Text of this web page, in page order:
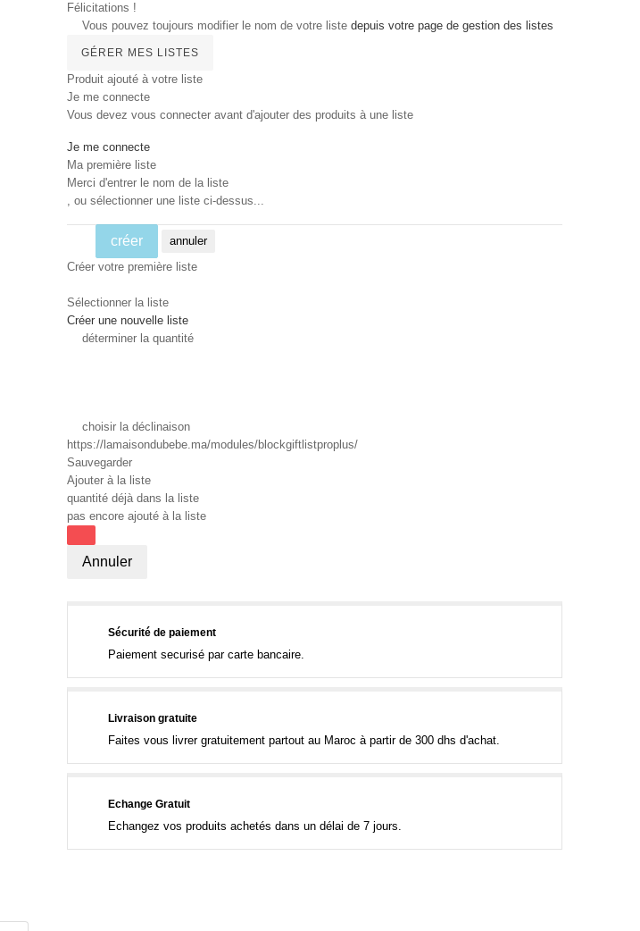
Félicitations !
Vous pouvez toujours modifier le nom de votre liste depuis votre page de gestion des listes
GÉRER MES LISTES
Produit ajouté à votre liste
Je me connecte
Vous devez vous connecter avant d'ajouter des produits à une liste
Je me connecte
Ma première liste
Merci d'entrer le nom de la liste
, ou sélectionner une liste ci-dessus...
créer
annuler
Créer votre première liste
Sélectionner la liste
Créer une nouvelle liste
déterminer la quantité
choisir la déclinaison
https://lamaisondubebe.ma/modules/blockgiftlistproplus/
Sauvegarder
Ajouter à la liste
quantité déjà dans la liste
pas encore ajouté à la liste
Annuler
Sécurité de paiement
Paiement securisé par carte bancaire.
Livraison gratuite
Faites vous livrer gratuitement partout au Maroc à partir de 300 dhs d'achat.
Echange Gratuit
Echangez vos produits achetés dans un délai de 7 jours.